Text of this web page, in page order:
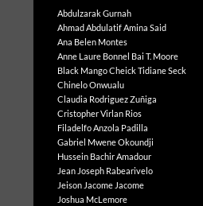
Abdulzarak Gurnah
Ahmad AbdulatifAmina Said
Ana Belen Montes
Anne Laure Bonnel Bai T. Moore
Black MangoCheick Tidiane Seck
Chinelo Onwualu
Claudia Rodriguez Zuñiga
Cristopher Virlan Rios
Filadelfo Anzola Padilla
Gabriel Mwene Okoundji
Hussein Bachir Amadour
Jean Joseph Rabearivelo
Jeison Jacome Jacome
Joshua McLemore